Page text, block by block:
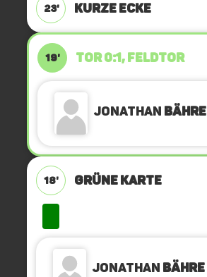
23' KURZE ECKE
19' TOR 0:1, FELDTOR
Jonathan Bähre
18' GRÜNE KARTE
Jonathan Bähre